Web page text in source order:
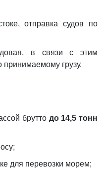
отправка судов по
в связи с этим
принимаемому грузу.
брутто до 14,5 тонн
для перевозки морем;